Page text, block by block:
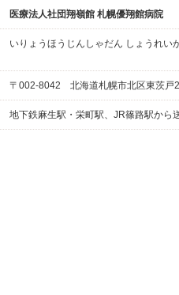
医療法人社団翔嶺館 札幌優翔館病院
いりょうほうじんしゃだん しょうれい
〒002-8042 北海道札幌市北区東茨
地下鉄麻生駅・栄町駅、JR篠路駅から